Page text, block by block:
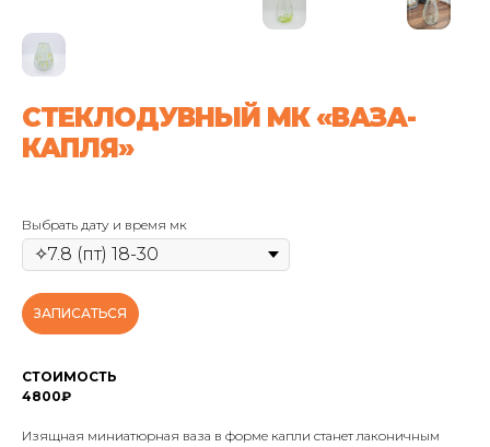
СТЕКЛОДУВНЫЙ МК «ВАЗА-
КАПЛЯ»
Выбрать дату и время мк
ЗАПИСАТЬСЯ
СТОИМОСТЬ
4800₽
Изящная миниатюрная ваза в форме капли станет лаконичным